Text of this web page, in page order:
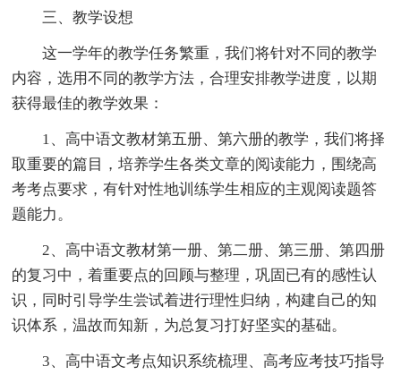
三、教学设想
这一学年的教学任务繁重，我们将针对不同的教学
内容，选用不同的教学方法，合理安排教学进度，以期
获得最佳的教学效果：
1、高中语文教材第五册、第六册的教学，我们将择
取重要的篇目，培养学生各类文章的阅读能力，围绕高
考考点要求，有针对性地训练学生相应的主观阅读题答
题能力。
2、高中语文教材第一册、第二册、第三册、第四册
的复习中，着重要点的回顾与整理，巩固已有的感性认
识，同时引导学生尝试着进行理性归纳，构建自己的知
识体系，温故而知新，为总复习打好坚实的基础。
3、高中语文考点知识系统梳理、高考应考技巧指导